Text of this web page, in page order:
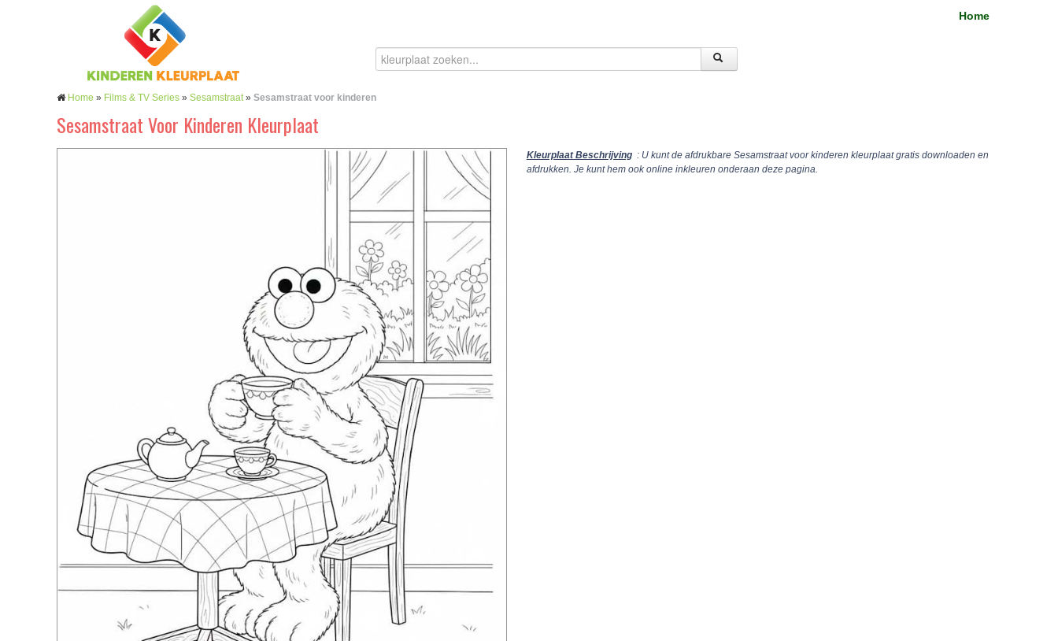
Home
Home » Films & TV Series » Sesamstraat» Sesamstraat voor kinderen
Sesamstraat Voor Kinderen Kleurplaat
Kleurplaat Beschrijving : U kunt de afdrukbare Sesamstraat voor kinderen kleurplaat gratis downloaden en
afdrukken. Je kunt hem ook online inkleuren onderaan deze pagina.